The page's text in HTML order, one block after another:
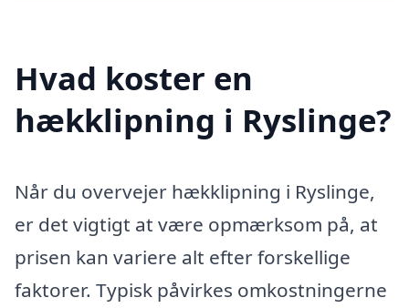
Hvad koster en
hækklipning i Ryslinge?
Når du overvejer hækklipning i Ryslinge,
er det vigtigt at være opmærksom på, at
prisen kan variere alt efter forskellige
faktorer. Typisk påvirkes omkostningerne